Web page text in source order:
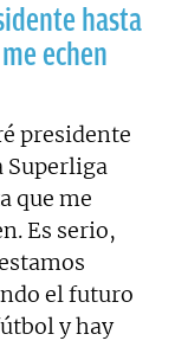
hasta
echen
presidente
Superliga
que me
Es serio,
el futuro
y hay